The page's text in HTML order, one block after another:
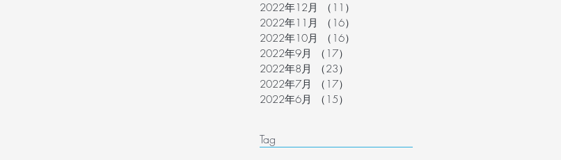
2022年12月
（11）
2022年11月
（16）
2022年10月
（16）
2022年9月
（17）
2022年8月
（23）
2022年7月
（17）
2022年6月
（15）
Tag